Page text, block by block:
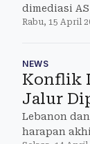
dimediasi
Rabu, 15 April
NEWS
Konflik
Jalur
Lebanon
harapan